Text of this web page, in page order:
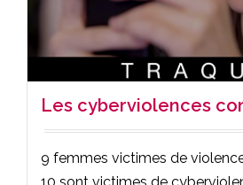
Les cyberviolences
9 femmes victimes de